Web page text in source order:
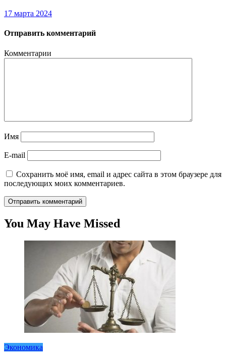
17 марта 2024
Отправить комментарий
Комментарии
Имя
E-mail
Сохранить моё имя, email и адрес сайта в этом браузере для
последующих моих комментариев.
You May Have Missed
Экономика